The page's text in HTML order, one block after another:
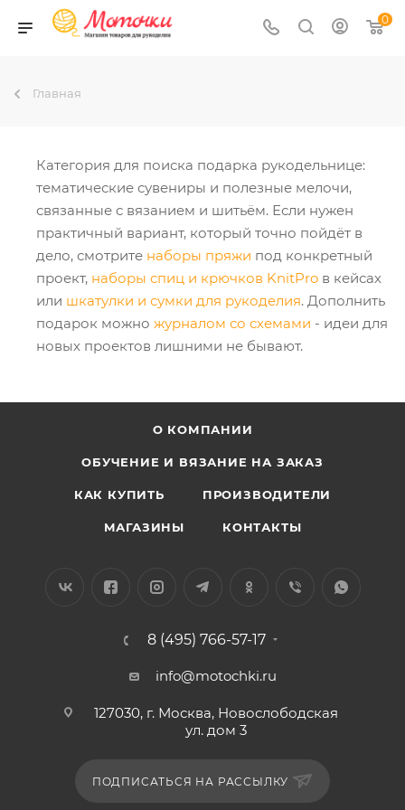
0
Главная
Категория для поиска подарка рукодельнице:
тематические сувениры и полезные мелочи,
связанные с вязанием и шитьём. Если нужен
практичный вариант, который точно пойдёт в
дело, смотрите наборы пряжи под конкретный
проект, наборы спиц и крючков KnitPro в кейсах
или шкатулки и сумки для рукоделия. Дополнить
подарок можно журналом со схемами - идеи для
новых проектов лишними не бывают.
О КОМПАНИИ
ОБУЧЕНИЕ И ВЯЗАНИЕ НА ЗАКАЗ
КАК КУПИТЬ ПРОИЗВОДИТЕЛИ
МАГАЗИНЫ КОНТАКТЫ
8 (495) 766-57-17
info@motochki.ru
127030, г. Москва, Новослободская
ул. дом 3
ПОДПИСАТЬСЯ НА РАССЫЛКУ